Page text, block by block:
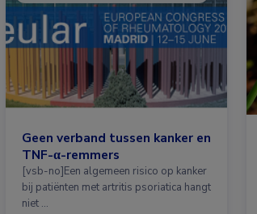
Geen verband tussen kanker en
TNF-α-remmers
[vsb-no]Een algemeen risico op kanker
bij patiënten met artritis psoriatica hangt
niet …